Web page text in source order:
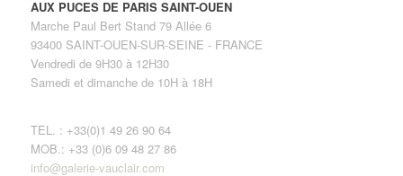
AUX PUCES DE PARIS SAINT-OUEN
Marche Paul Bert Stand 79 Allée 6
93400 SAINT-OUEN-SUR-SEINE - FRANCE
Vendredi de 9H30 à 12H30
Samedi et dimanche de 10H à 18H
TEL. : +33(0)1 49 26 90 64
MOB.: +33 (0)6 09 48 27 86
info@galerie-vauclair.com